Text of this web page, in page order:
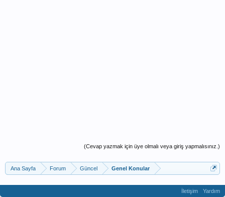
(Cevap yazmak için üye olmalı veya giriş yapmalısınız.)
Ana Sayfa Forum Güncel Genel Konular
İletişim Yardım